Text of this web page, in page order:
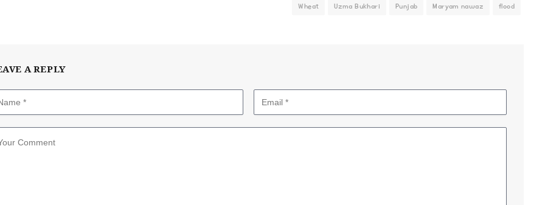
flood
Maryam nawaz
Punjab
Uzma Bukhari
Wheat
A REPLY